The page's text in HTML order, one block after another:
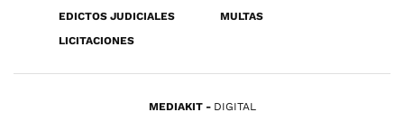
EDICTOS JUDICIALES
MULTAS
LICITACIONES
MEDIAKIT DIGITAL